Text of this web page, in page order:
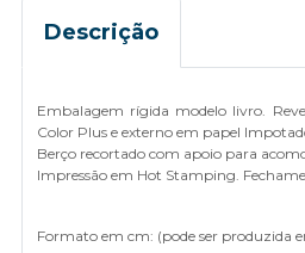
Descrição
Embalagem rígida modelo livro.
Color Plus e externo em papel
Berço recortado com apoio para
Impressão em Hot Stamping.
Formato em cm: (pode ser produzida